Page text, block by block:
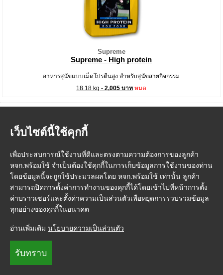
เว็บไซต์นี้ใช้คุกกี้
เพื่อประสบการณ์ใช้งานที่ดีและตรงตามความต้องการของลูกค้า
หจก.พร้อมใช้ จำเป็นต้องใช้คุกกี้ในการเก็บข้อมูลการใช้งานของท่าน
โดยข้อมูลนี้จะถูกใช้ประมวลผลโดย หจก.พร้อมใช้ เท่านั้น ลูกค้า
สามารถปิดการตั้งค่าการทำงานของคุกกี้ได้โดยเข้าไปที่หน้าการตั้ง
ค่าบราวเซอร์และตั้งค่าความเป็นส่วนตัวเพื่อหยุดการรวบรวมข้อมูล
ทุกอย่างของคุกกี้ในอนาคต
อ่านเพิ่มเติม นโยบายความเป็นส่วนตัว
รับทราบ
Supreme
Supreme - High protein
อาหารสุนัขแบบเม็ดโปรตีนสูง สำหรับสุนัขสายกิจกรรม
18.18 kg -2,005 บาท หมด
หน้าแรก|วิธีการสั่งซื้อสินค้า|การชำระเงิน |การจัดส่ง|FMP Point
ติดต่อเรา|เกี่ยวกับเรา|ข้อกำหนดและเงื่อนไข|นโยบายความเป็นส่วนตัว